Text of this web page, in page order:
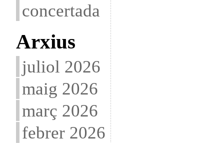
concertada
Arxius
juliol 2026
maig 2026
març 2026
febrer 2026